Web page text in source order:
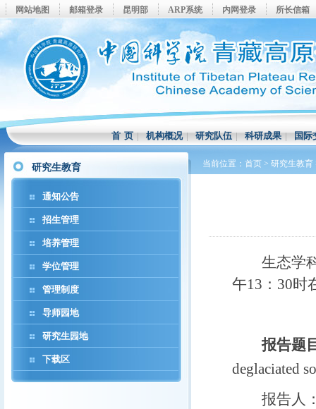
网站地图 邮箱登录 昆明部 ARP系统 内网登录 所长信箱
首 页|机构概况|研究队伍|科研成果|国际
研究生教育
通知公告
招生管理
培养管理
学位管理
管理制度
导师园地
研究生园地
下载区
当前位置： 首页 > 研究生教育
生态学
午13 ： 30时
报告题
deglaciated
报告人